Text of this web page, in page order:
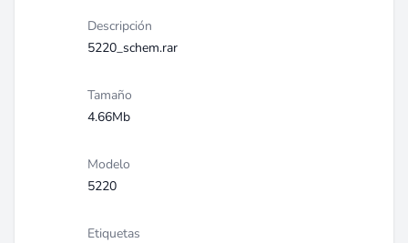
Descripción
5220_schem.rar
Tamaño
4.66Mb
Modelo
5220
Etiquetas